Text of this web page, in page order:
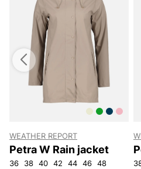
W42L30 W31L30 W36L30 W31L32
WEATHER REPORT
Petra W Rain jacket
36 38 40 42 44 46 48